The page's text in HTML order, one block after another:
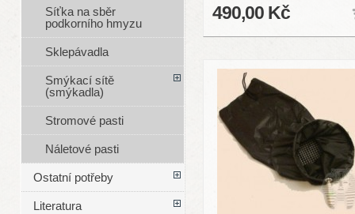
490,00 Kč
Síťka na sběr
podkorního hmyzu
Sklepávadla
Smýkací sítě
(smýkadla)
Stromové pasti
Náletové pasti
Ostatní potřeby
Literatura